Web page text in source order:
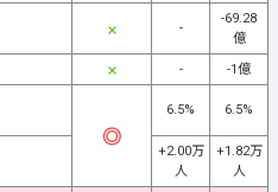
-
-69.28
億
- -1億
6.5% 6.5%
+2.00万
人
+1.82万
人